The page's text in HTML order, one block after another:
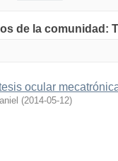
de la comunidad:
ocular
(2014-05-12)